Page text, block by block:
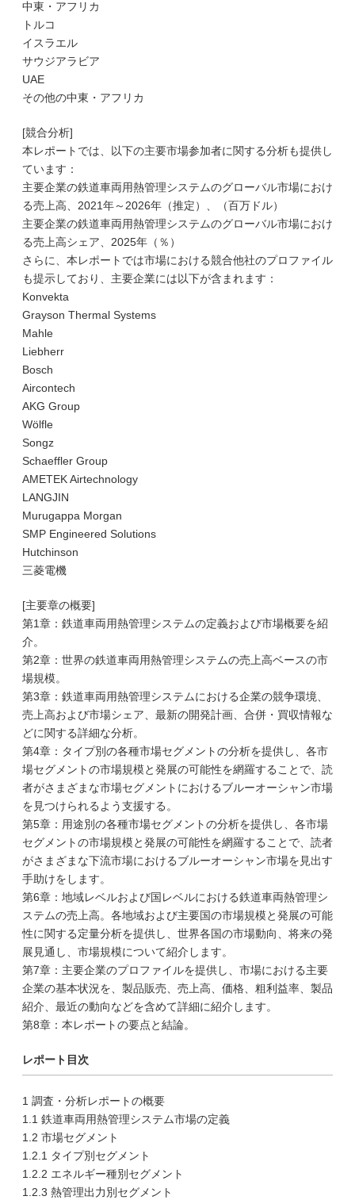
中東・アフリカ
トルコ
イスラエル
サウジアラビア
UAE
その他の中東・アフリカ
[競合分析]
本レポートでは、以下の主要市場参加者に関する分析も提供し
ています：
主要企業の鉄道車両用熱管理システムのグローバル市場におけ
る売上高、2021年～2026年（推定）、（百万ドル）
主要企業の鉄道車両用熱管理システムのグローバル市場におけ
る売上高シェア、2025年（％）
さらに、本レポートでは市場における競合他社のプロファイル
も提示しており、主要企業には以下が含まれます：
Konvekta
Grayson Thermal Systems
Mahle
Liebherr
Bosch
Aircontech
AKG Group
Wölfle
Songz
Schaeffler Group
AMETEK Airtechnology
LANGJIN
Murugappa Morgan
SMP Engineered Solutions
Hutchinson
三菱電機
[主要章の概要]
第1章：鉄道車両用熱管理システムの定義および市場概要を紹
介。
第2章：世界の鉄道車両用熱管理システムの売上高ベースの市
場規模。
第3章：鉄道車両用熱管理システムにおける企業の競争環境、
売上高および市場シェア、最新の開発計画、合併・買収情報な
どに関する詳細な分析。
第4章：タイプ別の各種市場セグメントの分析を提供し、各市
場セグメントの市場規模と発展の可能性を網羅することで、読
者がさまざまな市場セグメントにおけるブルーオーシャン市場
を見つけられるよう支援する。
第5章：用途別の各種市場セグメントの分析を提供し、各市場
セグメントの市場規模と発展の可能性を網羅することで、読者
がさまざまな下流市場におけるブルーオーシャン市場を見出す
手助けをします。
第6章：地域レベルおよび国レベルにおける鉄道車両熱管理シ
ステムの売上高。各地域および主要国の市場規模と発展の可能
性に関する定量分析を提供し、世界各国の市場動向、将来の発
展見通し、市場規模について紹介します。
第7章：主要企業のプロファイルを提供し、市場における主要
企業の基本状況を、製品販売、売上高、価格、粗利益率、製品
紹介、最近の動向などを含めて詳細に紹介します。
第8章：本レポートの要点と結論。
レポート目次
1 調査・分析レポートの概要
1.1 鉄道車両用熱管理システム市場の定義
1.2 市場セグメント
1.2.1 タイプ別セグメント
1.2.2 エネルギー種別セグメント
1.2.3 熱管理出力別セグメント